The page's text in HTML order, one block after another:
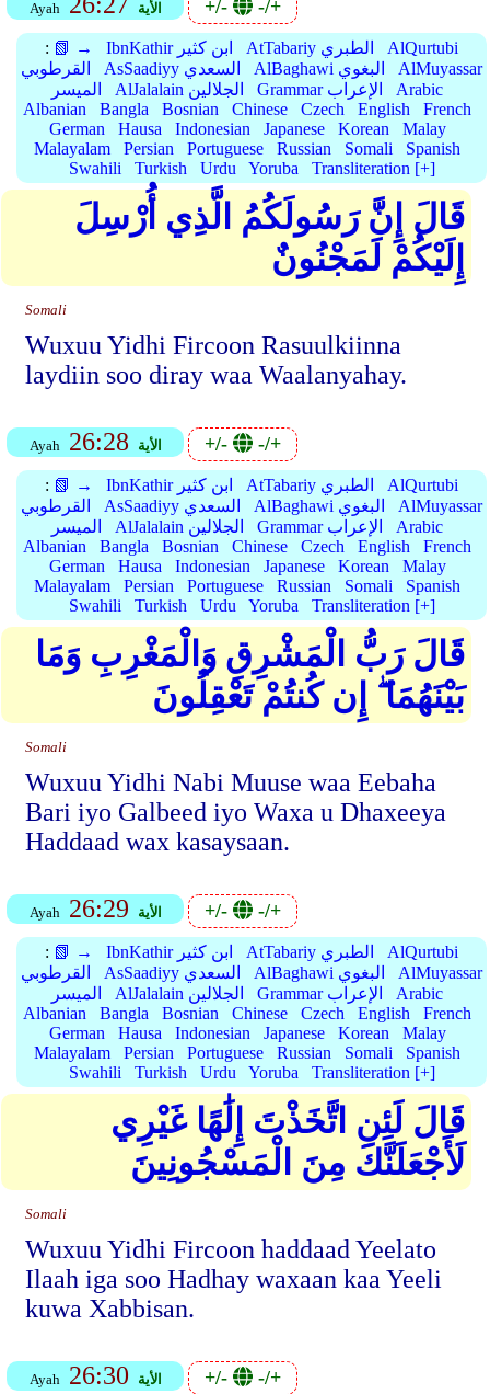
Ayah الأية +/- -/+
: 📗 → IbnKathir ابن كثير AtTabariy الطبري
AlQurtubi
القرطوبي
AsSaadiyy السعدي AlBaghawi البغوي
AlMuyassar
الميسر
AlJalalain الجلالين Grammar الإعراب
Arabic
Albanian
Bangla Bosnian Chinese Czech English
French
German
Hausa Indonesian Japanese Korean
Malay
Malayalam
Persian Portuguese Russian Somali
Spanish
Swahili
Turkish Urdu Yoruba Transliteration [+]
قَالَ إِنَّ رَسُولَكُمُ الَّذِي أُرْسِلَ
إِلَيْكُمْ لَمَجْنُونٌ
Somali
Wuxuu Yidhi Fircoon Rasuulkiinna
laydiin soo diray waa Waalanyahay.
Ayah 26:28 الأية +/- -/+
: 📗 → IbnKathir ابن كثير AtTabariy الطبري
AlQurtubi
القرطوبي
AsSaadiyy السعدي AlBaghawi البغوي
AlMuyassar
الميسر
AlJalalain الجلالين Grammar الإعراب
Arabic
Albanian
Bangla Bosnian Chinese Czech English
French
German
Hausa Indonesian Japanese Korean
Malay
Malayalam
Persian Portuguese Russian Somali
Spanish
Swahili
Turkish Urdu Yoruba Transliteration [+]
قَالَ رَبُّ الْمَشْرِقِ وَالْمَغْرِبِ وَمَا
بَيْنَهُمَا ۖ إِن كُنتُمْ تَعْقِلُونَ
Somali
Wuxuu Yidhi Nabi Muuse waa Eebaha
Bari iyo Galbeed iyo Waxa u Dhaxeeya
Haddaad wax kasaysaan.
Ayah 26:29 الأية +/- -/+
: 📗 → IbnKathir ابن كثير AtTabariy الطبري
AlQurtubi
القرطوبي
AsSaadiyy السعدي AlBaghawi البغوي
AlMuyassar
الميسر
AlJalalain الجلالين Grammar الإعراب
Arabic
Albanian
Bangla Bosnian Chinese Czech English
French
German
Hausa Indonesian Japanese Korean
Malay
Malayalam
Persian Portuguese Russian Somali
Spanish
Swahili
Turkish Urdu Yoruba Transliteration [+]
قَالَ لَئِنِ اتَّخَذْتَ إِلَٰهًا غَيْرِي
لَأَجْعَلَنَّكَ مِنَ الْمَسْجُونِينَ
Somali
Wuxuu Yidhi Fircoon haddaad Yeelato
Ilaah iga soo Hadhay waxaan kaa Yeeli
kuwa Xabbisan.
Ayah 26:30 الأية +/- -/+